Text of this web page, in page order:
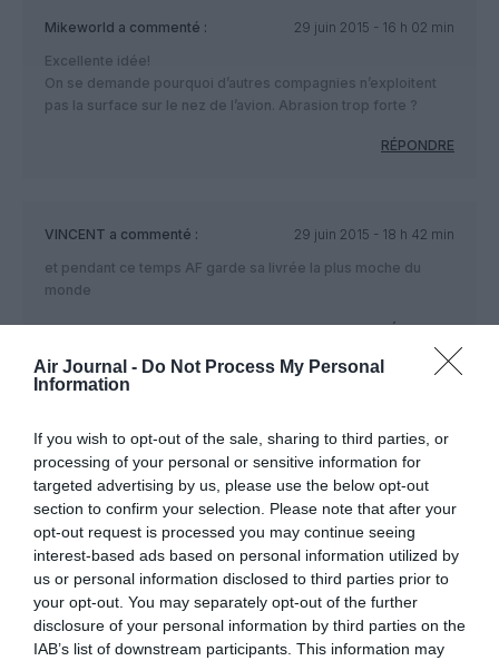
Air Journal - Do Not Process My Personal
Information
If you wish to opt-out of the sale, sharing to third parties, or
processing of your personal or sensitive information for
targeted advertising by us, please use the below opt-out
section to confirm your selection. Please note that after your
opt-out request is processed you may continue seeing
interest-based ads based on personal information utilized by
us or personal information disclosed to third parties prior to
your opt-out. You may separately opt-out of the further
disclosure of your personal information by third parties on the
IAB’s list of downstream participants. This information may
Mikeworld a commenté :
29 juin 2015 - 16 h 02 min
Excellente idée!
On se demande pourquoi d’autres compagnies n’exploitent
pas la surface sur le nez de l’avion. Abrasion trop forte ?
RÉPONDRE
VINCENT a commenté :
29 juin 2015 - 18 h 42 min
et pendant ce temps AF garde sa livrée la plus moche du
monde
RÉPONDRE
min
Oh pitié fermez là avec Air France !!
Y en a raz le bol, c’est pas le sujet .
RÉPONDRE
jcda commenté :
30 juin 2015 - 3 h 59
min